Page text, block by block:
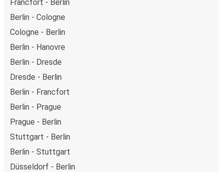
Francfort - Berlin
Berlin - Cologne
Cologne - Berlin
Berlin - Hanovre
Berlin - Dresde
Dresde - Berlin
Berlin - Francfort
Berlin - Prague
Prague - Berlin
Stuttgart - Berlin
Berlin - Stuttgart
Düsseldorf - Berlin